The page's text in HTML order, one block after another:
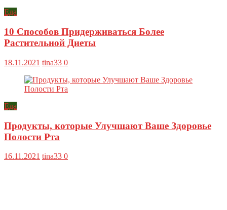
Еда
10 Способов Придерживаться Более
Растительной Диеты
18.11.2021 tina33 0
Еда
Продукты, которые Улучшают Ваше Здоровье
Полости Рта
16.11.2021 tina33 0